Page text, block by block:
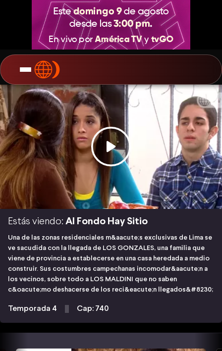
Estás viendo: Al Fondo Hay Sitio
Una de las zonas residenciales m&aacute;s exclusivas de Lima se
ve sacudida con la llegada de LOS GONZALES, una familia que
viene de provincia a establecerse en una casa heredada a medio
construir. Sus costumbres campechanas incomodar&aacute;n a
los vecinos, sobre todo a LOS MALDINI que no saben
c&oacute;mo deshacerse de los reci&eacute;n llegados&#8230;
Temporada 4 Cap: 740